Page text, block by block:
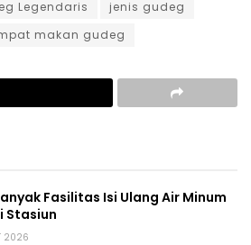
Legendaris
jenis gudeg
makan gudeg
Fasilitas Isi Ulang Air Minum
Stasiun
2026